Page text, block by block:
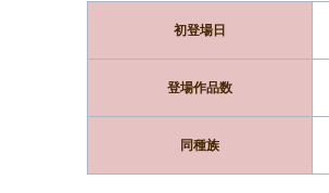
初登場日
登場作品数
同種族